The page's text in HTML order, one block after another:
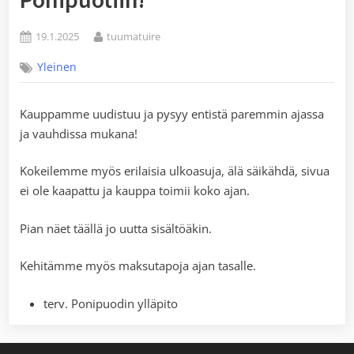
Posted
19.1.2025 By
tuumatuire
Yleinen
Kauppamme uudistuu ja pysyy entistä paremmin ajassa
ja vauhdissa mukana!
Kokeilemme myös erilaisia ulkoasuja, älä säikähdä, sivua
ei ole kaapattu ja kauppa toimii koko ajan.
Pian näet täällä jo uutta sisältöäkin.
Kehitämme myös maksutapoja ajan tasalle.
terv. Ponipuodin ylläpito